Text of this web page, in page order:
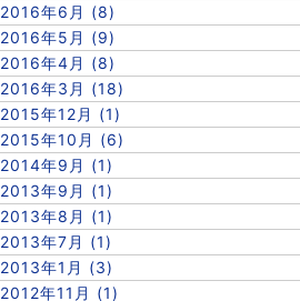
2016年6月 (8)
2016年5月 (9)
2016年4月 (8)
2016年3月 (18)
2015年12月 (1)
2015年10月 (6)
2014年9月 (1)
2013年9月 (1)
2013年8月 (1)
2013年7月 (1)
2013年1月 (3)
2012年11月 (1)